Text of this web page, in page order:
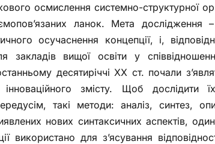
осмислення системно-структурної
ланок. Мета
осучаснення концепції, і,
закладів вищої освіти у
десятиріччі ХХ ст. почали
змісту. Щоб дослідити
такі методи: аналіз, синтез,
нових синтаксичних аспектів,
використано для з’ясування